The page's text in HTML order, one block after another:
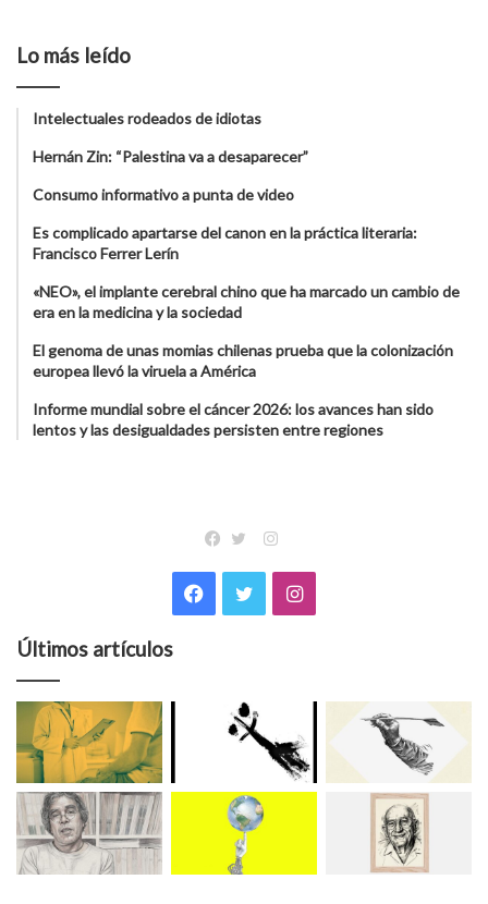
Lo más leído
Intelectuales rodeados de idiotas
Hernán Zin: “Palestina va a desaparecer”
Consumo informativo a punta de video
Es complicado apartarse del canon en la práctica literaria:
Francisco Ferrer Lerín
«NEO», el implante cerebral chino que ha marcado un cambio de
era en la medicina y la sociedad
El genoma de unas momias chilenas prueba que la colonización
europea llevó la viruela a América
Informe mundial sobre el cáncer 2026: los avances han sido
lentos y las desigualdades persisten entre regiones
Instagram
Facebook
TwitterInstagram
Últimos artículos